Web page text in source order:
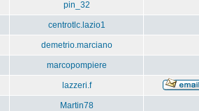
pin_32
centrotlc.lazio1
demetrio.marciano
marcopompiere
lazzeri.f
Martin78